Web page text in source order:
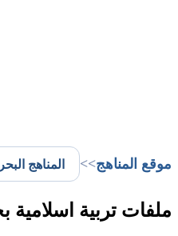
موقع المناهج>>
ملفات تربية